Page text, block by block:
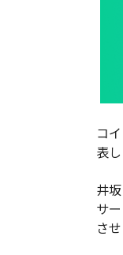
コ
表し
井
サ
さ